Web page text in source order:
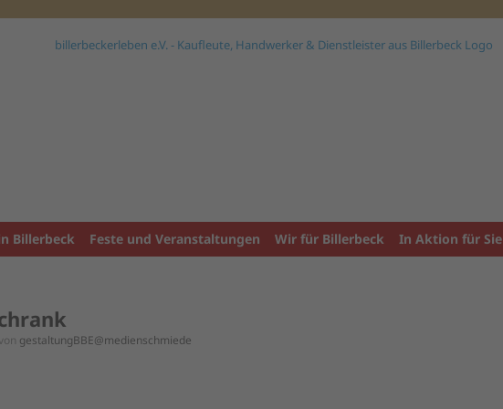
Billerbeck Feste und Veranstaltungen Wir für Billerbeck In Aktion für Sie
von gestaltungBBE@medienschmiede